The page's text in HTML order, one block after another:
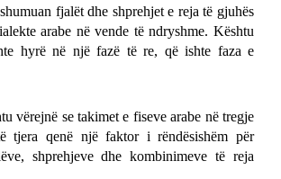
fjalët dhe shprehjet e reja të gjuhës
arabe në vende të ndryshme. Kështu
hyrë në një fazë të re, që ishte faza e
vërejnë se takimet e fiseve arabe në tregje
tjera qenë një faktor i rëndësishëm për
shprehjeve dhe kombinimeve të reja